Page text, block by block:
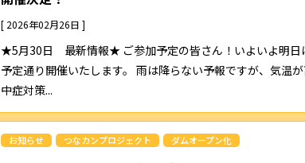
[ 2026年02月26日 ]
★5月30日 最新情報★ ご参加予定の皆さん！いよいよ明日
予定通り開催いたします。 雨は降らない予報ですが、気温
中症対策...
お知らせ つなカンプロジェクト ダムオープン化